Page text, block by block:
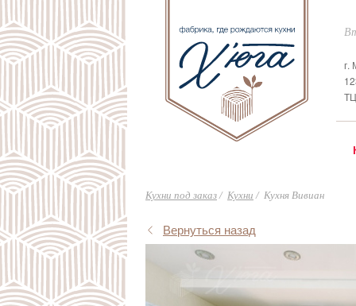
г.
Кухни под заказ Кухни Кухня Вивиан
Вернуться назад